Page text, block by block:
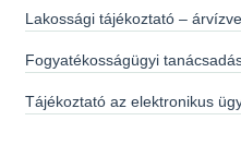
Lakossági tájékoztató –
Fogyatékosságügyi
Tájékoztató az elektronikus